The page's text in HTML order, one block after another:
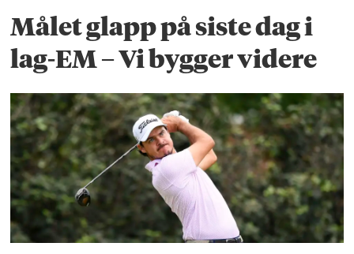
Målet glapp på siste dag i
lag-EM – Vi bygger videre